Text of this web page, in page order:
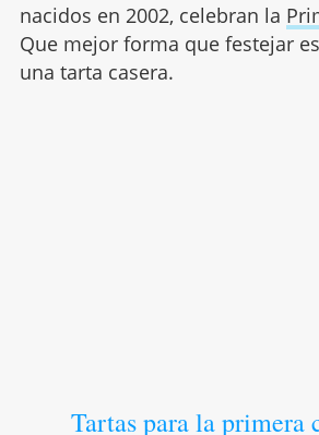
nacidos en 2002, celebran la
Que mejor forma que festejar
una tarta casera.
Tartas para la primera